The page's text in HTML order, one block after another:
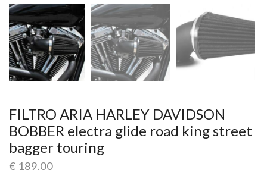
FILTRO ARIA HARLEY DAVIDSON
BOBBER electra glide road king street
bagger touring
€ 189.00